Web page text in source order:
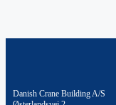
Danish Crane Building A/S